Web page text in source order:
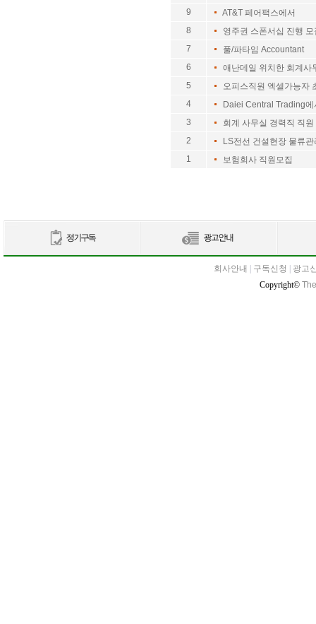
9
AT&T 페어팩스에서
8
영주권 스폰서십 진행 모
7
풀/파타임 Accountant
6
애난데일 위치한 회계사
5
오피스직원 엑셀가능자
4
Daiei Central Trading에
3
회계 사무실 경력직 직원
2
LS전선 건설현장 물류
1
보험회사 직원모집
회사안내 구독신청
광고
Copyright©